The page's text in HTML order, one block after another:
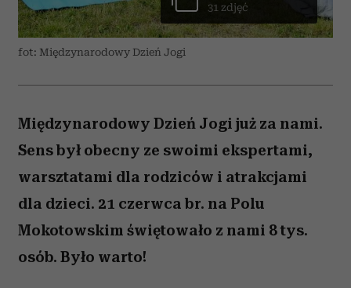
fot: Międzynarodowy Dzień Jogi
31 zdjęć
Międzynarodowy Dzień Jogi już za nami.
Sens był obecny ze swoimi ekspertami,
warsztatami dla rodziców i atrakcjami
dla dzieci. 21 czerwca br. na Polu
Mokotowskim świętowało z nami 8 tys.
osób. Było warto!